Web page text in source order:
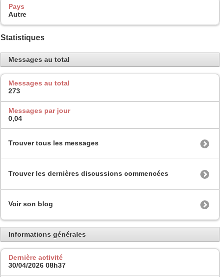
Pays
Autre
Statistiques
Messages au total
Messages au total
273
Messages par jour
0,04
Trouver tous les messages
Trouver les dernières discussions commencées
Voir son blog
Informations générales
Dernière activité
30/04/2026 08h37